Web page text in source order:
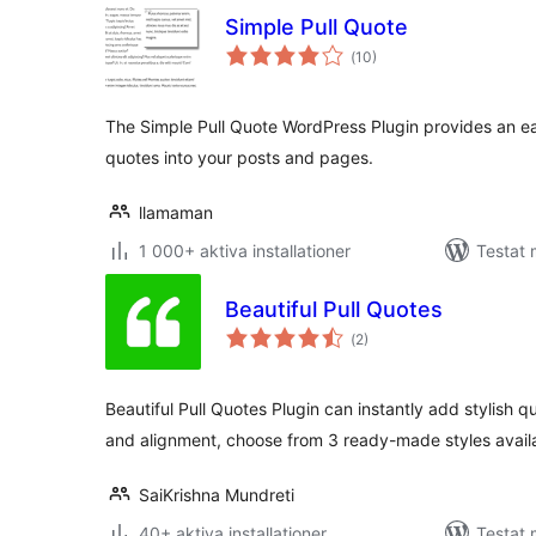
Simple Pull Quote
(Totalt
antal
10)
The Simple Pull Quote WordPress Plugin provides an
quotes into your posts and pages.
llamaman
1 000+ aktiva installationer
Testat
Beautiful Pull Quotes
(Totalt
antal
2)
Beautiful Pull Quotes Plugin can instantly add stylish
and alignment, choose from 3 ready-made styles
SaiKrishna Mundreti